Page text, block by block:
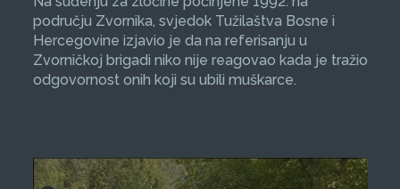
području Zvornika, svjedok Tužilaštva Bosne i
Hercegovine izjavio je da na referisanju u
Zvorničkoj brigadi niko nije reagovao kada je tražio
odgovornost onih koji su ubili muškarce.